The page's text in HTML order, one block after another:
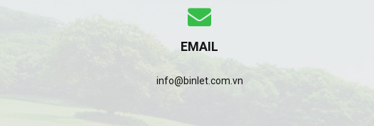
EMAIL
info@binlet.com.vn